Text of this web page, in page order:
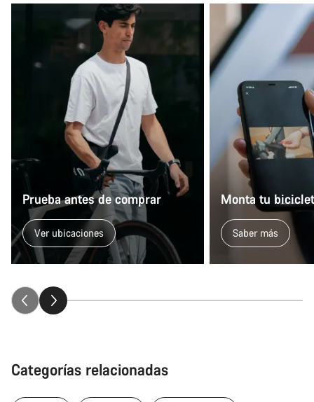
Prueba antes de comprar
Ver ubicaciones
Monta tu
Saber más
Categorías relacionadas